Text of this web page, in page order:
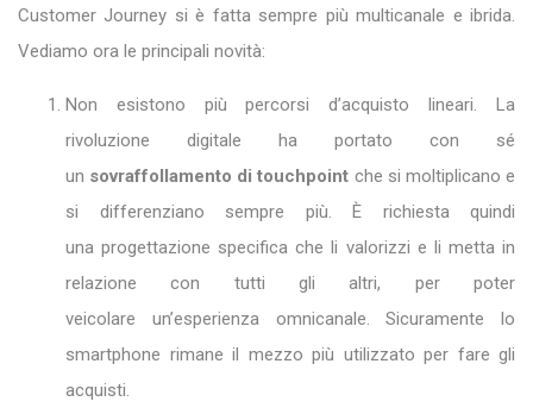
Customer Journey si è fatta sempre più multicanale e ibrida.
Vediamo ora le principali novità:
Non esistono più percorsi d’acquisto lineari. La
rivoluzione digitale ha portato con sé
un sovraffollamento di touchpoint che si moltiplicano e
si differenziano sempre più. È richiesta quindi
una progettazione specifica che li valorizzi e li metta in
relazione con tutti gli altri, per poter
veicolare un’esperienza omnicanale. Sicuramente lo
smartphone rimane il mezzo più utilizzato per fare gli
acquisti.